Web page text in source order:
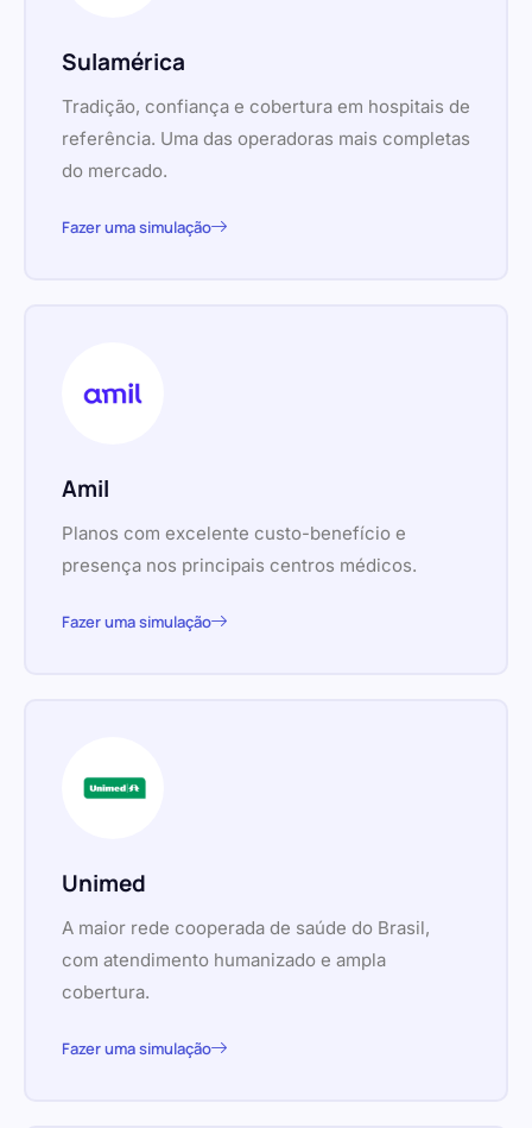
Sulamérica
Tradição, confiança e cobertura em hospitais de
referência. Uma das operadoras mais completas
do mercado.
Fazer uma simulação
Amil
Planos com excelente custo-benefício e
presença nos principais centros médicos.
Fazer uma simulação
Unimed
A maior rede cooperada de saúde do Brasil,
com atendimento humanizado e ampla
cobertura.
Fazer uma simulação